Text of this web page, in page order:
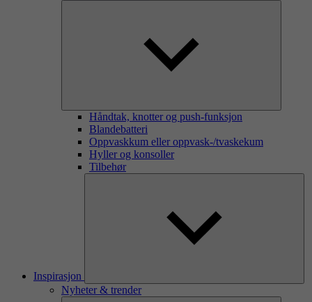
Håndtak, knotter og push-funksjon
Blandebatteri
Oppvaskkum eller oppvask-/tvaskekum
Hyller og konsoller
Tilbehør
Inspirasjon
Nyheter & trender